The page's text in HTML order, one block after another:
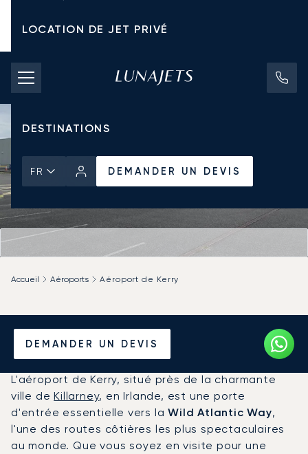
LOCATION DE JET PRIVÉ
TARIFS D'AFFRÈTEMENT
JETS PRIVÉS
DESTINATIONS
FR DEMANDER UN DEVIS
DEMANDER UN DEVIS
Accueil Aéroports Aéroport de Kerry
Louer un Jet Privé de/vers
l'Aéroport de Kerry
L'aéroport de Kerry, situé près de la charmante
ville deKillarney, en Irlande, est une porte
d'entrée essentielle vers laWild Atlantic Way,
l'une des routes côtières les plus spectaculaires
au monde. Que vous soyez en visite pour une